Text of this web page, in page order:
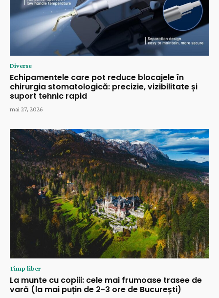
Diverse
Echipamentele care pot reduce blocajele în
chirurgia stomatologică: precizie, vizibilitate și
suport tehnic rapid
mai 27, 2026
Timp liber
La munte cu copiii: cele mai frumoase trasee de
vară (la mai puțin de 2-3 ore de București)